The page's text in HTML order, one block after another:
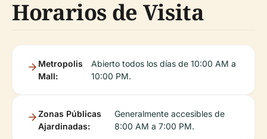
Horarios de Visita
Metropolis
Mall:
Abierto todos los días de 10:00 AM a
10:00 PM.
Zonas Públicas
Ajardinadas:
Generalmente accesibles de
8:00 AM a 7:00 PM.